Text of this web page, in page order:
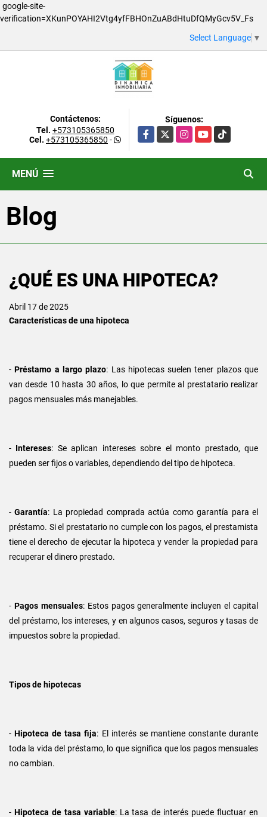
google-site-
verification=XKunPOYAHI2Vtg4yfFBHOnZuABdHtuDfQMyGcv5V_Fs
Select Language ▼
Contáctenos:
Tel. +573105365850
Cel. +573105365850 -
Síguenos:
Facebook
X InstagramYouTubeTikTok
MENÚ
Blog
¿QUÉ ES UNA HIPOTECA?
Abril 17 de 2025
Características de una hipoteca
-Préstamo a largo plazo: Las hipotecas suelen tener plazos que
van desde 10 hasta 30 años, lo que permite al prestatario realizar
pagos mensuales más manejables.
- Intereses: Se aplican intereses sobre el monto prestado, que
pueden ser fijos o variables, dependiendo del tipo de hipoteca.
-Garantía: La propiedad comprada actúa como garantía para el
préstamo. Si el prestatario no cumple con los pagos, el prestamista
tiene el derecho de ejecutar la hipoteca y vender la propiedad para
recuperar el dinero prestado.
- Pagos mensuales: Estos pagos generalmente incluyen el capital
del préstamo, los intereses, y en algunos casos, seguros y tasas de
impuestos sobre la propiedad.
Tipos de hipotecas
-Hipoteca de tasa fija: El interés se mantiene constante durante
toda la vida del préstamo, lo que significa que los pagos mensuales
no cambian.
- Hipoteca de tasa variable: La tasa de interés puede fluctuar en